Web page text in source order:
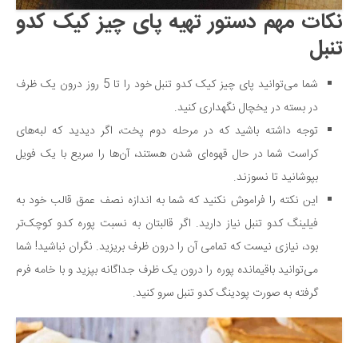
نکات مهم دستور تهیه پای چیز کیک کدو
تنبل
شما می‌توانید پای چیز کیک کدو تنبل خود را تا 5 روز درون یک ظرف
در بسته در یخچال نگهداری کنید.
توجه داشته باشید که در مرحله دوم پخت، اگر دیدید که لبه‌های
کراست شما در حال قهوه‌ای شدن هستند، آن‌ها را سریع با یک فویل
بپوشانید تا نسوزند.
این نکته را فراموش نکنید که شما به اندازه نصف عمق قالب خود به
فیلینگ کدو تنبل نیاز دارید. اگر قالبتان به نسبت پوره کدو کوچک‌تر
بود، نیازی نیست که تمامی آن را درون ظرف بریزید. نگران نباشید! شما
می‌توانید باقیمانده پوره را درون یک ظرف جداگانه بپزید و با خامه فرم
گرفته به صورت پودینگ کدو تنبل سرو کنید.